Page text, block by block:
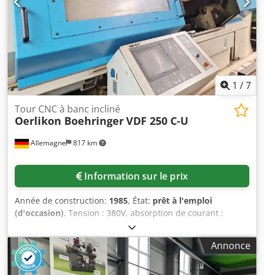
1 /7
Allemagne 817 km
Tour CNC à banc incliné
Oerlikon BoehringerVDF 250 C-U
Information sur le prix
Année de construction: 1985, État: prêt à l'emploi
(d'occasion), Tension : 380V, absorption de courant :
125/118A, commande : Philips B2T 6, équipement : tourelle
actionnée hydrauliquement, espace de travail fermé avec
banc incliné, hydraulique de serrage, tuyauterie, état :
entièrement fonctionnel, excellente condition mécanique,
Annonce